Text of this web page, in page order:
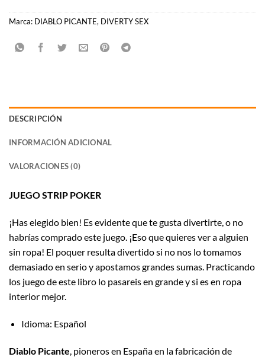
Marca: DIABLO PICANTE, DIVERTY SEX
DESCRIPCIÓN
INFORMACIÓN ADICIONAL
VALORACIONES (0)
JUEGO STRIP POKER
¡Has elegido bien! Es evidente que te gusta divertirte, o no
habrías comprado este juego. ¡Eso que quieres ver a alguien
sin ropa! El poquer resulta divertido si no nos lo tomamos
demasiado en serio y apostamos grandes sumas. Practicando
los juego de este libro lo pasareis en grande y si es en ropa
interior mejor.
Idioma: Español
Diablo Picante , pioneros en España en la fabricación de